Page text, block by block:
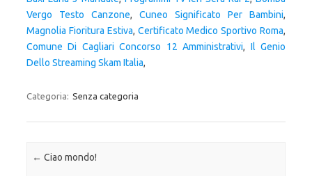
Vergo Testo Canzone, Cuneo Significato Per Bambini,
Magnolia Fioritura Estiva, Certificato Medico Sportivo Roma,
Comune Di Cagliari Concorso 12 Amministrativi, Il Genio
Dello Streaming Skam Italia,
Categoria: Senza categoria
Navigazione articolo
← Ciao mondo!